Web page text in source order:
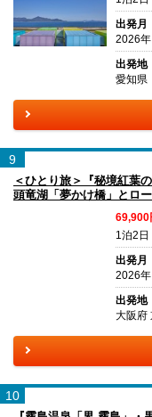
出発月
2026
出発地
愛知県
9
＜ひとり旅＞『秘境紅葉
頭竜湖「夢かけ橋」とロ
69,900
1泊2日
出発月
2026
出発地
大阪府
10